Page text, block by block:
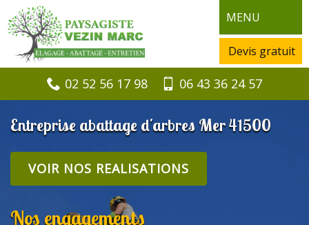
MENU
Devis gratuit
02 52 56 17 98 06 43 36 24 57
Entreprise abattage d'arbres Mer 41500
VOIR NOS REALISATIONS
Nos engagements